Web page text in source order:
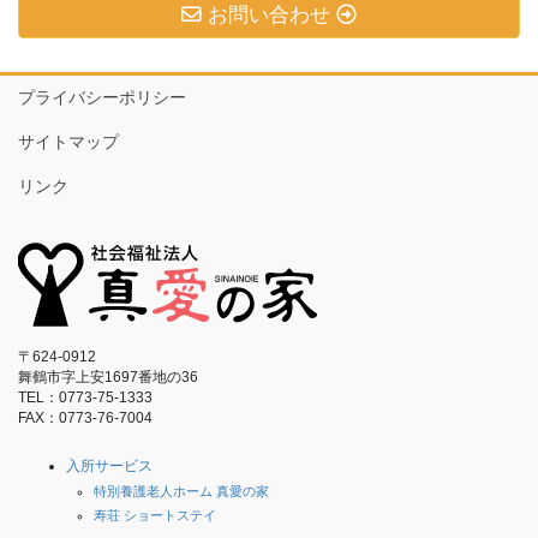
お問い合わせ
プライバシーポリシー
サイトマップ
リンク
〒624-0912
舞鶴市字上安1697番地の36
TEL：0773-75-1333
FAX：0773-76-7004
入所サービス
特別養護老人ホーム 真愛の家
寿荘 ショートステイ